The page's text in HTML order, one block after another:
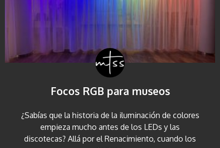
Focos RGB para museos
¿Sabías que la historia de la iluminación de colores
empieza mucho antes de los LEDs y las
discotecas? Allá por el Renacimiento, cuando los